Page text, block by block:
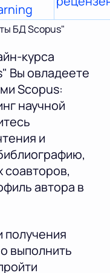
БД Scopus"
курса
Вы овладеете
Scopus:
научной
и
соавторов,
автора в
получения
выполнить